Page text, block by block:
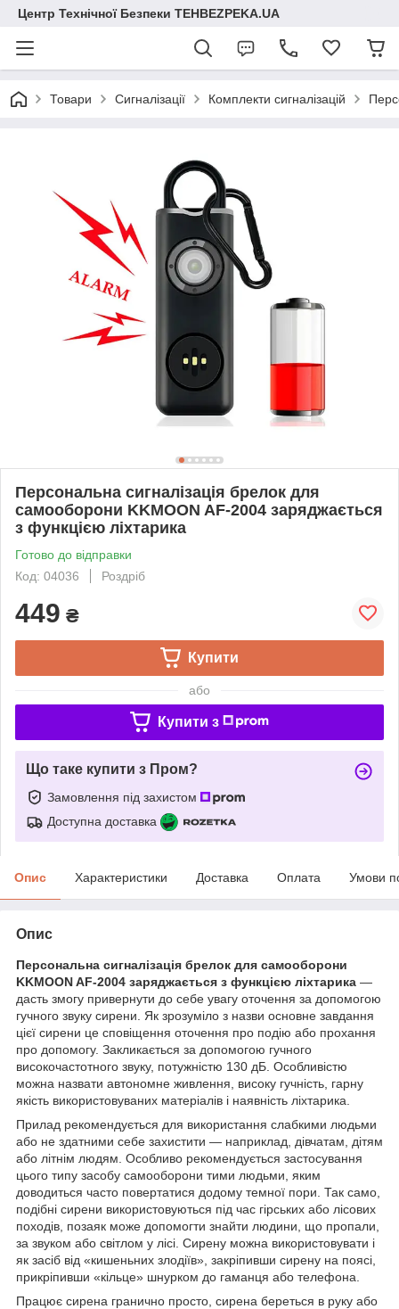
Центр Технічної Безпеки TEHBEZPEKA.UA
Товари Сигналізації Комплекти сигналізацій
Персональна сигналізація брелок для
самооборони KKMOON AF-2004 заряджається
з функцією ліхтарика
Готово до відправки
Код: 04036
Роздріб
449 ₴
Купити
або
Купити з
Що таке купити з Пром?
Замовлення під захистом
Доступна доставка
Опис Характеристики Доставка Оплата Умови
Опис
Персональна сигналізація брелок для самооборони
KKMOONAF-2004 заряджається з функцією ліхтарика —
дасть змогу привернути до себе увагу оточення за допомогою
гучного звуку сирени. Як зрозуміло з назви основне завдання
цієї сирени це сповіщення оточення про подію або прохання
про допомогу. Закликається за допомогою гучного
високочастотного звуку, потужністю 130 дБ. Особливістю
можна назвати автономне живлення, високу гучність, гарну
якість використовуваних матеріалів і наявність ліхтарика.
Прилад рекомендується для використання слабкими людьми
або не здатними себе захистити — наприклад, дівчатам, дітям
або літнім людям. Особливо рекомендується застосування
цього типу засобу самооборони тими людьми, яким
доводиться часто повертатися додому темної пори. Так само,
подібні сирени використовуються під час гірських або лісових
походів, позаяк може допомогти знайти людини, що пропали,
за звуком або світлом у лісі. Сирену можна використовувати і
як засіб від «кишеньних злодіїв», закріпивши сирену на поясі,
прикріпивши «кільце» шнурком до гаманця або телефона.
Працює сирена гранично просто, сирена береться в руку або